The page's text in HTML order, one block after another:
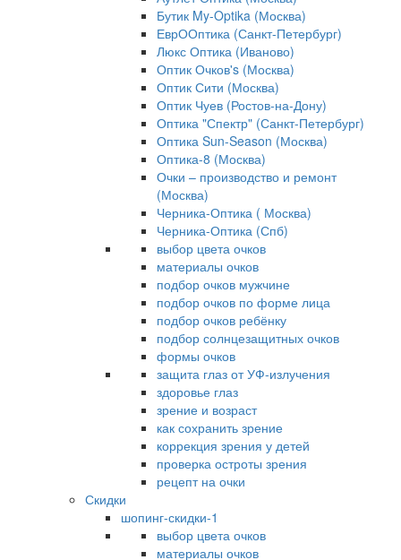
Бутик My-Optika (Москва)
ЕврООптика (Санкт-Петербург)
Люкс Оптика (Иваново)
Оптик Очков's (Москва)
Оптик Сити (Москва)
Оптик Чуев (Ростов-на-Дону)
Оптика "Спектр" (Санкт-Петербург)
Оптика Sun-Season (Москва)
Оптика-8 (Москва)
Очки – производство и ремонт
(Москва)
Черника-Оптика ( Москва)
Черника-Оптика (Спб)
выбор цвета очков
материалы очков
подбор очков мужчине
подбор очков по форме лица
подбор очков ребёнку
подбор солнцезащитных очков
формы очков
защита глаз от УФ-излучения
здоровье глаз
зрение и возраст
как сохранить зрение
коррекция зрения у детей
проверка остроты зрения
рецепт на очки
Скидки
шопинг-скидки-1
выбор цвета очков
материалы очков